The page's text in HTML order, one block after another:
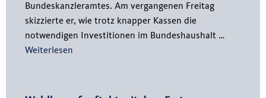
Bundeskanzleramtes. Am vergangenen Freitag
skizzierte er, wie trotz knapper Kassen die
notwendigen Investitionen im Bundeshaushalt …
Weiterlesen